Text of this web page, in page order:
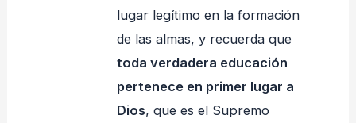
lugar legítimo en la formación
de las almas, y recuerda que
toda verdadera educación
pertenece en primer lugar a
Dios, que es el Supremo